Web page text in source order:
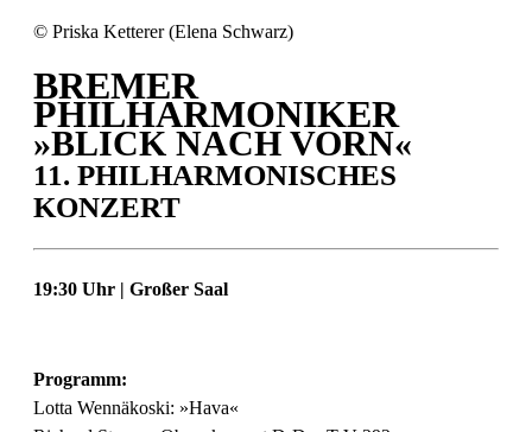
© Priska Ketterer (Elena Schwarz)
BREMER
PHILHARMONIKER
»BLICK NACH VORN«
11. PHILHARMONISCHES
KONZERT
19:30 Uhr | Großer Saal
Programm:
Lotta Wennäkoski: »Hava«